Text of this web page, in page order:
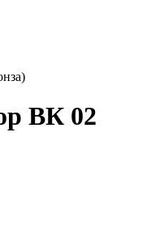
ВК 02